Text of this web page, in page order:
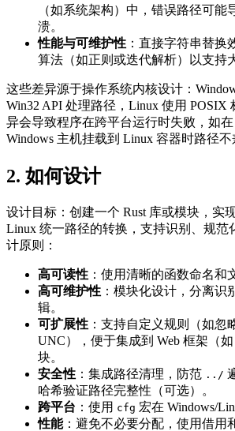
（如系统架构）中，错误路径可能
溃。
性能与可维护性 ：直接字符串替换
算法（如正则或迭代解析）以支持
这些差异源于操作系统内核设计：
Win32 API 处理路径，Linux 使用 POSIX
异会导致程序在跨平台运行时失败，如在
Windows 主机挂载到 Linux 容器时路径不
2. 如何设计
设计目标：创建一个 Rust 库或模块，实
Linux 统一路径的转换，支持识别、规范
计原则：
高可读性 ：使用清晰的函数命名和
高可维护性 ：模块化设计，分离识
辑。
可扩展性 ：支持自定义规则（如忽
UNC），便于集成到 Web 框架（
块。
安全性 ：集成路径清理，防范 ../
哈希验证路径完整性（可选）。
跨平台 ：使用 cfg 宏在 Windows/
性能：避免不必要分配，使用借用